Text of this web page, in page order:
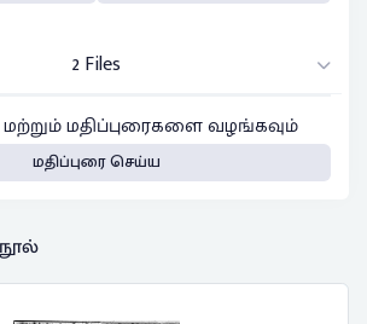
2 Files
மதிப்புரைகளை வழங்கவும்
மதிப்புரை செய்ய